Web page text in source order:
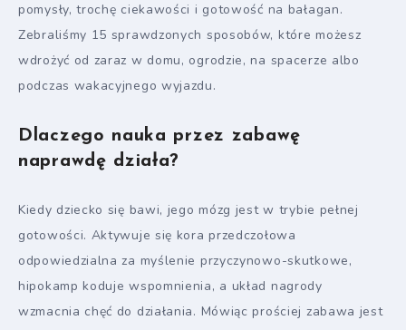
pomysły, trochę ciekawości i gotowość na bałagan.
Zebraliśmy 15 sprawdzonych sposobów, które możesz
wdrożyć od zaraz w domu, ogrodzie, na spacerze albo
podczas wakacyjnego wyjazdu.
Dlaczego nauka przez zabawę
naprawdę działa?
Kiedy dziecko się bawi, jego mózg jest w trybie pełnej
gotowości. Aktywuje się kora przedczołowa
odpowiedzialna za myślenie przyczynowo-skutkowe,
hipokamp koduje wspomnienia, a układ nagrody
wzmacnia chęć do działania. Mówiąc prościej zabawa jest